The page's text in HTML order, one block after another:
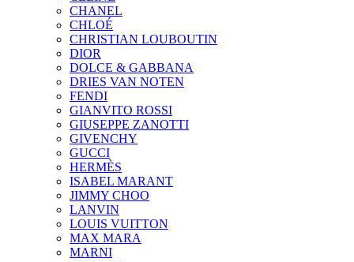
CHANEL
CHLOÉ
CHRISTIAN LOUBOUTIN
DIOR
DOLCE & GABBANA
DRIES VAN NOTEN
FENDI
GIANVITO ROSSI
GIUSEPPE ZANOTTI
GIVENCHY
GUCCI
HERMÈS
ISABEL MARANT
JIMMY CHOO
LANVIN
LOUIS VUITTON
MAX MARA
MARNI